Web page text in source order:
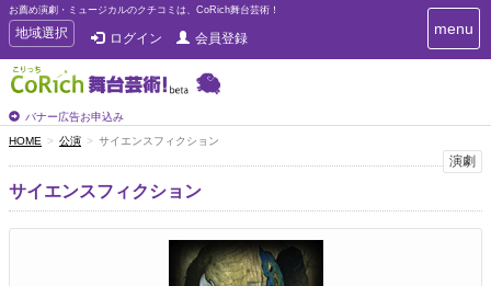
お薦め演劇・ミュージカルのクチコミは、CoRich舞台芸術！
T
o
g
g
e
n
a
v
i
地域選択 ログイン 会員登録
バナー広告お申込み
T
o
i
menu
HOME 公演 サイエンスフィクション
演劇
サイエンスフィクション